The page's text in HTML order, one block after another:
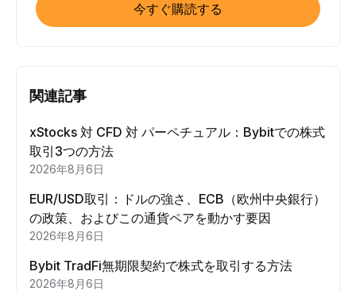
今すぐ購読する
関連記事
xStocks 対 CFD 対 パーペチュアル：Bybitでの株式
取引3つの方法
2026年8月6日
EUR/USD取引：ドルの強さ、ECB（欧州中央銀行）
の政策、およびこの通貨ペアを動かす要因
2026年8月6日
Bybit TradFi無期限契約で株式を取引する方法
2026年8月6日